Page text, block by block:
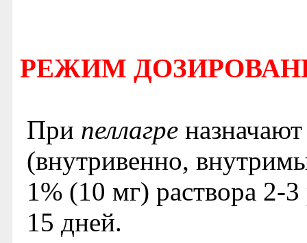
РЕЖИМ
При пеллагре
(внутривенно,
1% (10 мг) раствора 2-
15 дней.